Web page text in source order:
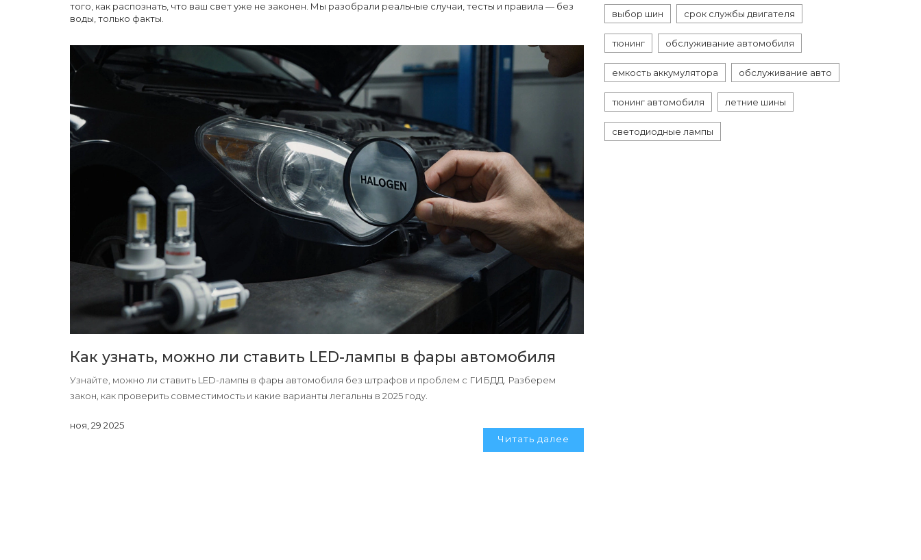
того, как распознать, что ваш свет уже не законен. Мы разобрали реальные случаи, тесты и правила — без
воды, только факты.
Как узнать, можно ли ставить LED-лампы в фары автомобиля
Узнайте, можно ли ставить LED-лампы в фары автомобиля без штрафов и проблем с ГИБДД. Разберем
закон, как проверить совместимость и какие варианты легальны в 2025 году.
ноя, 29 2025
Читать далее
выбор шин срок службы двигателя
тюнинг обслуживание автомобиля
емкость аккумулятора обслуживание авто
тюнинг автомобиля летние шины
светодиодные лампы